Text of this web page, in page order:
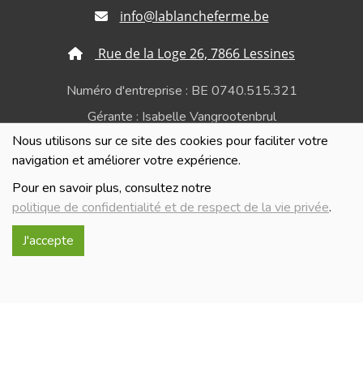
Nous utilisons sur ce site des cookies pour faciliter votre
navigation et améliorer votre expérience.
Pour en savoir plus, consultez notre
politique de confidentialité et de respect de la vie privée.
J'accepte
info@lablancheferme.be
Rue de la Loge 26, 7866 Lessines
Numéro d'entreprise : BE 0740.515.321
Gérante : Isabelle Vangrootenbrul
Politique de confidentialité et de respect de la vie
privée